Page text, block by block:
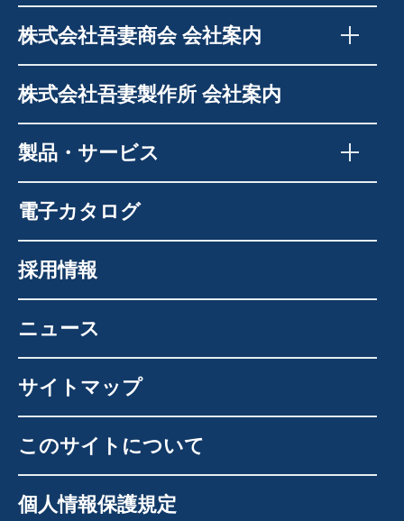
株式会社吾妻商会 会社案内
株式会社吾妻製作所 会社案内
製品・サービス
電子カタログ
採用情報
ニュース
サイトマップ
このサイトについて
個人情報保護規定